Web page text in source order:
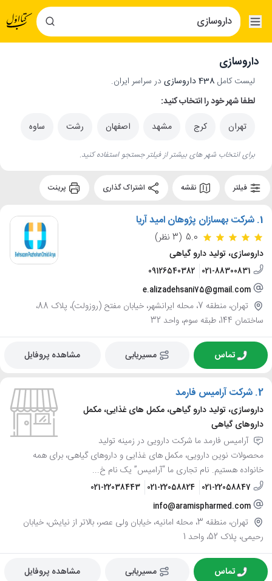
داروسازی
لیست کامل 438 داروسازی
در سراسر ایران.
لطفا شهر خود را انتخاب کنید:
تهران
کرج مشهد اصفهان رشت ساوه
برای انتخاب شهر های بیشتر از فیلتر جستجو استفاده کنید.
فیلتر نقشه
1. شرکت بهسازان پژوهان امید آریا
5.0 (3 نظر)
داروسازی، تولید دارو گیاهی
021-88300831
09126540382
e.alizadehsani75@gmail.com
تهران، منطقه 7، محله ایرانشهر، خیابان مفتح (روزولت)، پلاک 88،
ساختمان 144، طبقه سوم، واحد 32
تماس مسیریابی مشاهده پروفایل
2. شرکت آرامیس فارمد
داروسازی، تولید دارو گیاهی، مکمل های غذایی، مکمل
داروهای گیاهی
آرامیس فارمد ما شرکت دارویی در زمینه تولید
محصولات نوین دارویی، مکمل های غذایی و داروهای گیاهی، برای همه
خانواده هستیم. نام تجاری ما “آرامیس” یک نام خ...
021-22058847
021-22058824
021-22038443
info@aramispharmed.com
تهران، منطقه 3، محله امانیه، خیابان ولی عصر، بالاتر از نیایش، خیابان
رحیمی، پلاک 52، واحد 1
تماس مسیریابی مشاهده پروفایل